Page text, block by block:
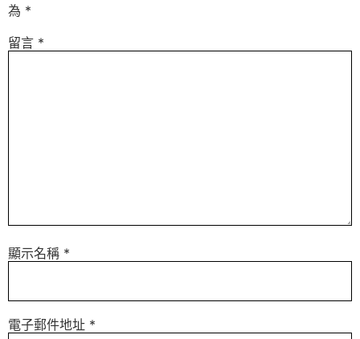
為 *
留言 *
顯示名稱 *
電子郵件地址 *